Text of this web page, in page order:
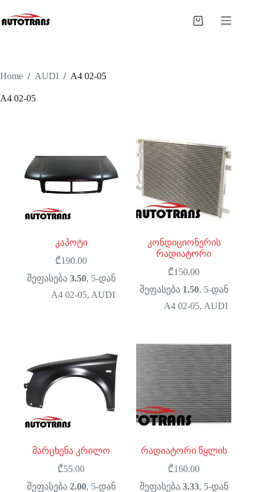
Home / AUDI / A4 02-05
A4 02-05
კაპოტი
₾190.00
შეფასება 3.50, 5-დან
A4 02-05, AUDI
კონდიციონერის
რადიატორი
₾150.00
შეფასება 1.50, 5-დან
A4 02-05, AUDI
მარცხენა კრილო
₾55.00
შეფასება 2.00, 5-დან
რადიატორი წყლის
₾160.00
შეფასება 3.33, 5-დან